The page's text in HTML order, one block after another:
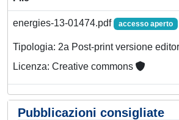
energies-13-01474.pdf accesso aperto
Tipologia: 2a Post-print versione
Licenza: Creative commons
Pubblicazioni consigliate